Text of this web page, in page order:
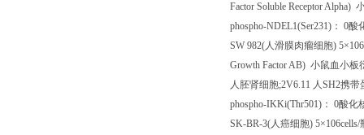
Factor Soluble Receptor Alpha)
phospho-NDEL1(Ser231) ： 0酸
SW 982(人滑膜肉瘤细胞) 5×
Growth Factor AB) 小鼠血小板
人胚肾细胞;2V6.11 人SH2携带
phospho-IKKi(Thr501) ： 0酸化
SK-BR-3(人癌细胞) 5×106cells/